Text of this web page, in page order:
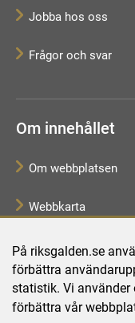
På riksgalden.se
förbättra
statistik. Vi använder
förbättra vår
Jobba hos oss
Frågor och svar
Om innehållet
Om webbplatsen
Webbkarta
Behandling av